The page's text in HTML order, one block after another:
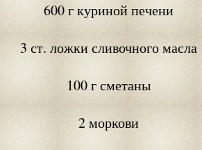
600 г куриной печени
3 ст. ложки сливочного масла
100 г сметаны
2 моркови